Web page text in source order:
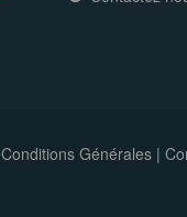
Conditions Générales|